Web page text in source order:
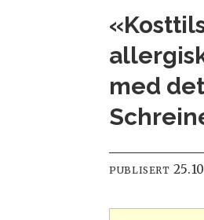
med
PUBLISERT